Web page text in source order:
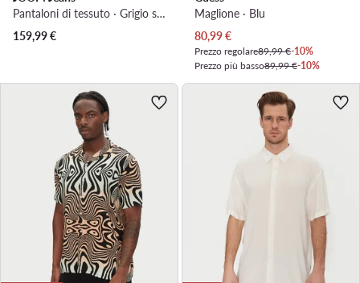
Pantaloni di tessuto · Grigio scuro · Slim Fit
159,99€
Maglione · Blu
Prezzo attuale
80,99€
Prezzo regolare89,99 €-10%
Prezzo più basso89,99 €-10%